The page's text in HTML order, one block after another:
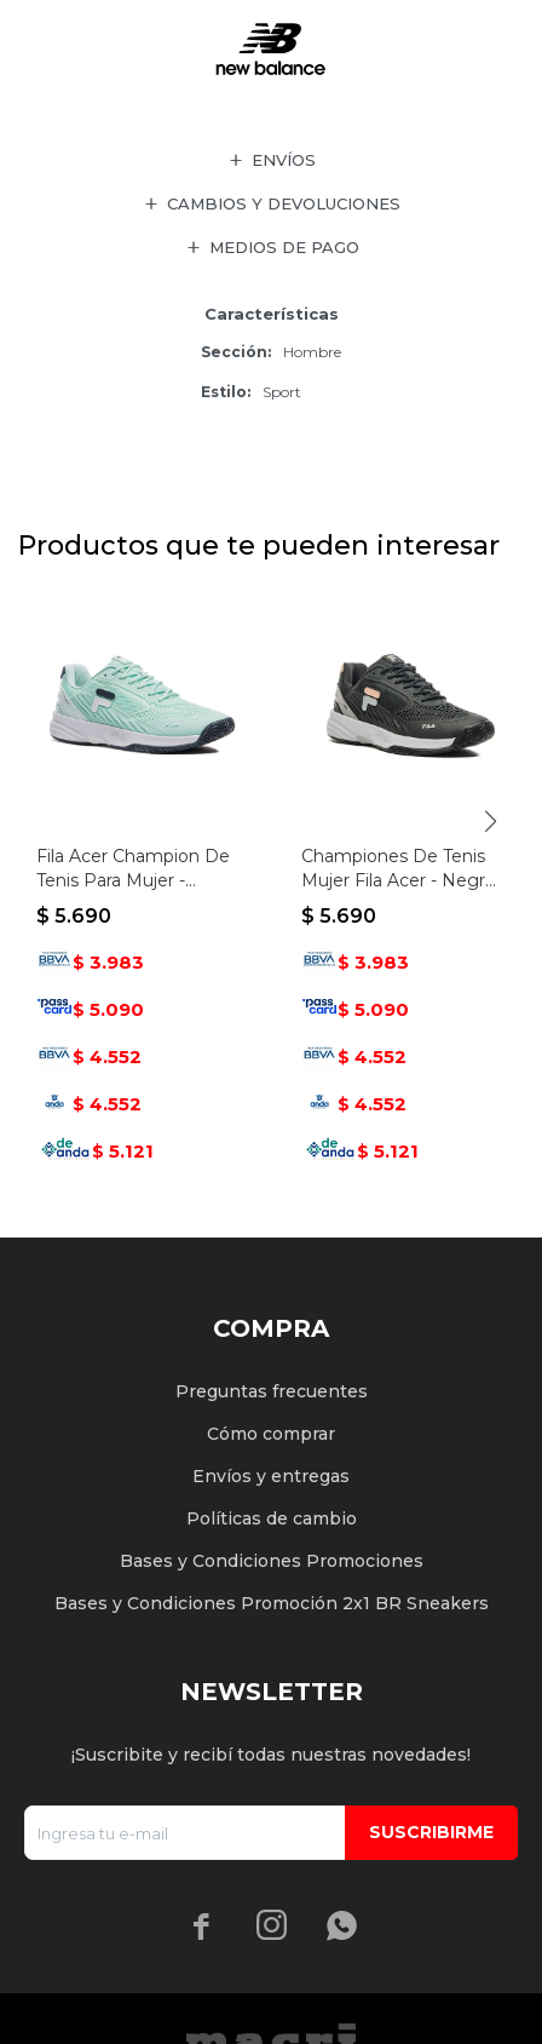
ENVÍOS
CAMBIOS Y DEVOLUCIONES
MEDIOS DE PAGO
Características
Sección Hombre
Estilo Sport
Productos que te pueden interesar
Fila Acer Champion De
Tenis Para Mujer -
Aguamarina/blanco -
Aguamarina-blanco
$ 5.690
$ 3.983
$ 5.090
$ 4.552
$ 4.552
$ 5.121
Championes De Tenis
Mujer Fila Acer - Negro-
plata
$ 5.690
$ 3.983
$ 5.090
$ 4.552
$ 4.552
$ 5.121
COMPRA
Preguntas frecuentes
Cómo comprar
Envíos y entregas
Políticas de cambio
Bases y Condiciones Promociones
Bases y Condiciones Promoción 2x1 BR Sneakers
NEWSLETTER
¡Suscribite y recibí todas nuestras novedades!
SUSCRIBIRME
  